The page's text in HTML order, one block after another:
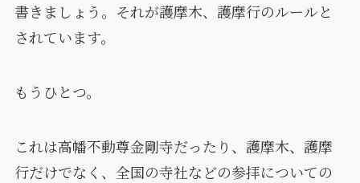
書きましょう。それが護摩木、護摩行のルールと
されています。
もうひとつ。
これは高幡不動尊金剛寺だったり、護摩木、護摩
行だけでなく、全国の寺社などの参拝についての